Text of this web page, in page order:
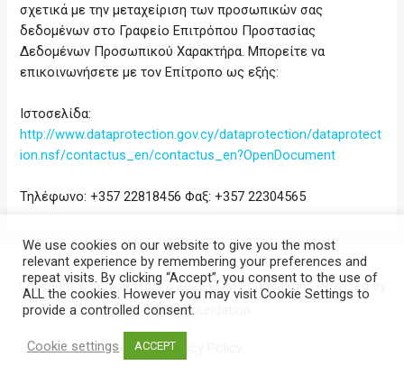
σχετικά με την μεταχείριση των προσωπικών σας
δεδομένων στο Γραφείο Επιτρόπου Προστασίας
Δεδομένων Προσωπικού Χαρακτήρα. Μπορείτε να
επικοινωνήσετε με τον Επίτροπο ως εξής:
Ιστοσελίδα:
http://www.dataprotection.gov.cy/dataprotection/dataprotect
ion.nsf/contactus_en/contactus_en?OpenDocument
Τηλέφωνο: +357 22818456 Φαξ: +357 22304565
Copyright © Αύγουστος 7, 2026EOM Foundation| Powered by
EOM Foundation
Privacy Policy
We use cookies on our website to give you the most
relevant experience by remembering your preferences and
repeat visits. By clicking “Accept”, you consent to the use of
ALL the cookies. However you may visit Cookie Settings to
provide a controlled consent.
Cookie settings ACCEPT